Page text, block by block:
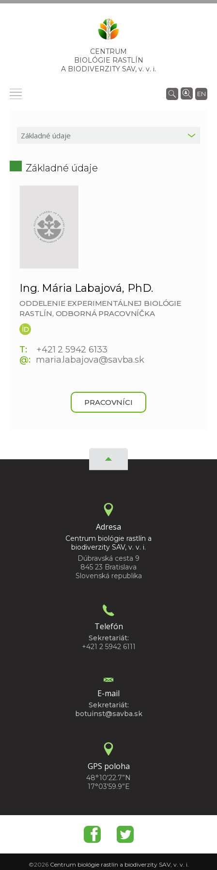
CENTRUM
BIOLÓGIE RASTLÍN
A BIODIVERZITY SAV, v. v. i.
EN
Základné údaje
Ing. Mária Labajová, PhD.
ODDELENIE EXPERIMENTÁLNEJ BIOLÓGIE
RASTLÍN, ODBORNÁ PRACOVNÍČKA
T:
+421 2 5942 6133
@: maria.labajova@savba.sk
PRACOVNÍCI
Adresa
Centrum biológie rastlín a
biodiverzity SAV, v. v. i.
Dúbravská cesta 9
845 23 Bratislava
Slovenská republika
Telefón
Sekretariát:
+421 2 5942 6111
E-mail
Sekretariát:
botuinst@savba.sk
GPS poloha
48°10'22.7”N
17°03'59.9”E
©2026Centrum biológie rastlín a biodiverzity SAV, v. v. i.